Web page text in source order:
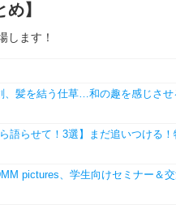
ント
ネス
書評
】
します！
、髪を結う仕草…和の趣を感じさ
語らせて！3選】まだ追いつける
pictures、学生向けセミナー